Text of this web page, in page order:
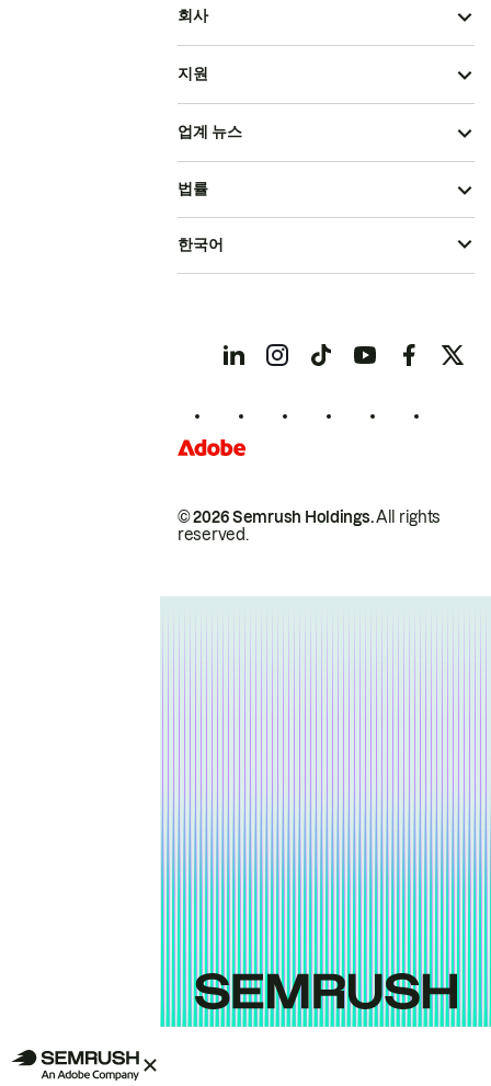
회사
지원
업계 뉴스
© 2026 Semrush Holdings.All rights
reserved.
법률
한국어